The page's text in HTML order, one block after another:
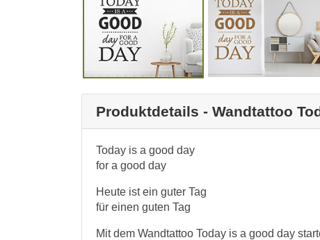
Produktdetails - Wandtattoo
Today is a good day
for a good day
Heute ist ein guter Tag
für einen guten Tag
Mit dem Wandtattoo Today is a good day